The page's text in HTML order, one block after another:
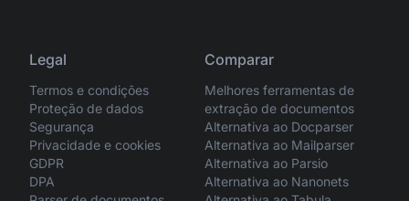
Legal
Termos e condições
Proteção de dados
Segurança
Privacidade e cookies
GDPR
DPA
Comparar
Melhores ferramentas de
extração de documentos
Alternativa ao Docparser
Alternativa ao Mailparser
Alternativa ao Parsio
Alternativa ao Nanonets